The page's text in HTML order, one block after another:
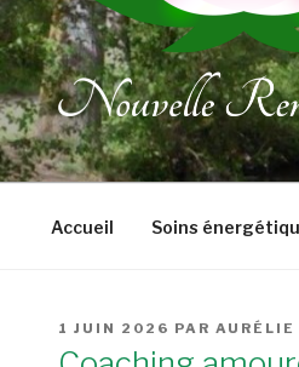
Accueil Soins
PUBLIÉ
1 JUIN 2026 PAR AURÉLIE